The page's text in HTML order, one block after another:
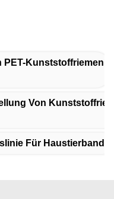
PET-Kunststoffriemen
Von
Für Haustierband